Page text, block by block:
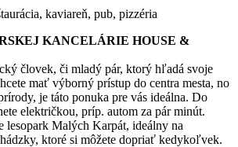
kaviareň, pub, pizzéria
KANCELÁRIE HOUSE &
človek, či mladý pár, ktorý hľadá svoje
mať výborný prístup do centra mesta, no
je táto ponuka pre vás ideálna. Do
električkou, príp. autom za pár minút.
lesopark Malých Karpát, ideálny na
ktoré si môžete dopriať kedykoľvek.